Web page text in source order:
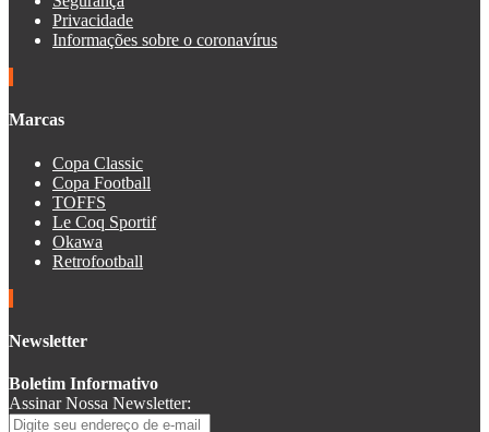
Privacidade
Informações sobre o coronavírus
Marcas
Copa Classic
Copa Football
TOFFS
Le Coq Sportif
Okawa
Retrofootball
Newsletter
Boletim Informativo
Assinar Nossa Newsletter: